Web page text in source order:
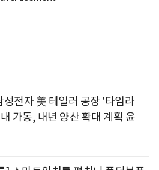
성전자 美 테일러 공장 '타임라
가동, 내년 양산 확대 계획 윤